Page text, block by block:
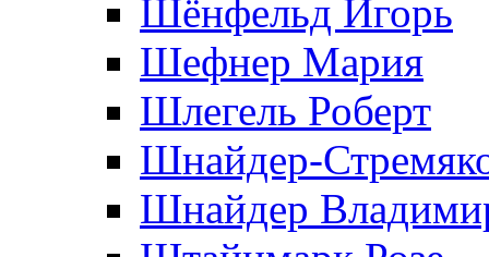
Шёнфельд Игорь
Шефнер Мария
Шлегель Роберт
Шнайдер-
Шнайдер